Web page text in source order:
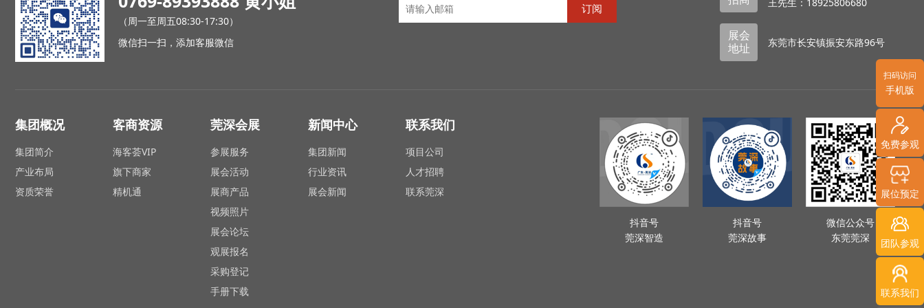
（周一至周五08:30-17:30）
微信扫一扫，添加客服微信
订阅
展会
地址
东莞市长安镇振安东路96号
集团概况
集团简介
产业布局
资质荣誉
客商资源
海客荟VIP
旗下商家
精机通
莞深会展
参展服务
展会活动
展商产品
视频照片
展会论坛
观展报名
采购登记
手册下载
新闻中心
集团新闻
行业资讯
展会新闻
联系我们
项目公司
人才招聘
联系莞深
抖音号
莞深智造
抖音号
莞深故事
微信公众号
东莞莞深
扫码访问
手机版
免费参观
展位预定
团队参观
联系我们